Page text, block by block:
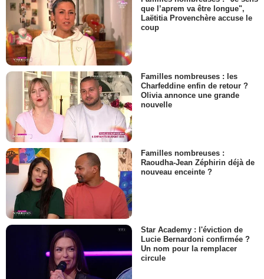
que l’aprem va être longue",
Laëtitia Provenchère accuse le
coup
Familles nombreuses : les
Charfeddine enfin de retour ?
Olivia annonce une grande
nouvelle
Familles nombreuses :
Raoudha-Jean Zéphirin déjà de
nouveau enceinte ?
Star Academy : l'éviction de
Lucie Bernardoni confirmée ?
Un nom pour la remplacer
circule